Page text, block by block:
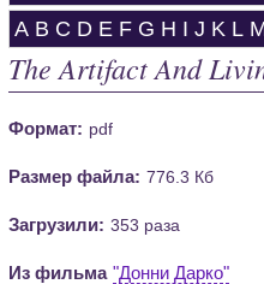
A B C D E F G H I J K L
The Artifact And
Формат: pdf
Размер файла: 776.3 Кб
Загрузили: 353 раза
Из фильма "Донни Дарко"